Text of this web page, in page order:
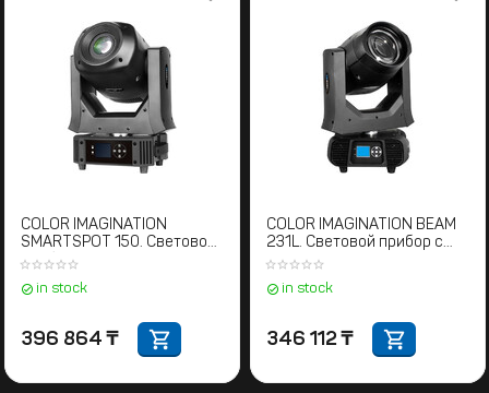
COLOR IMAGINATION
SMARTSPOT 150. Световой
прибор с полным
движением
in stock
396 864 ₸
COLOR IMAGINATION BEAM
231L. Световой прибор с
полным движением
in stock
346 112 ₸